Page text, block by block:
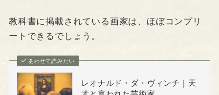
教科書に掲載されている画家は、ほぼコンプリ
ートできるでしょう。
あわせて読みたい
レオナルド・ダ・ヴィンチ｜天